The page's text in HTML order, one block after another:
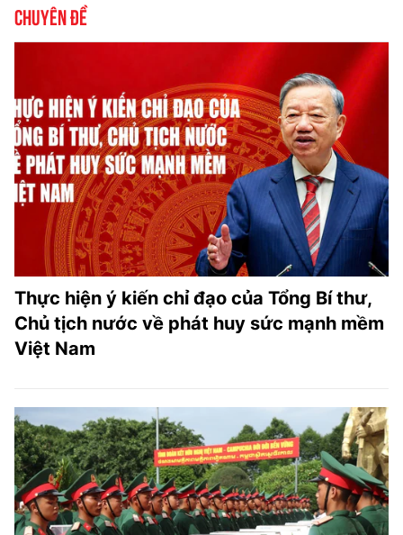
Chuyên đề
Thực hiện ý kiến chỉ đạo của Tổng Bí thư,
Chủ tịch nước về phát huy sức mạnh mềm
Việt Nam